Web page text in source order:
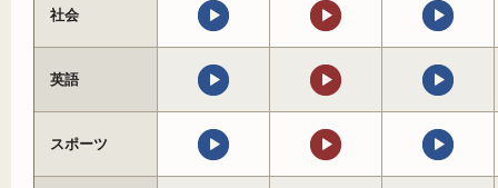
社会
英語
スポーツ